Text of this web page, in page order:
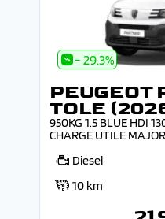
- 29.3%
PEUGEOT
TOLE
950KG 1.5 BLUE HDI
CHARGE UTILE
Diesel
10 km